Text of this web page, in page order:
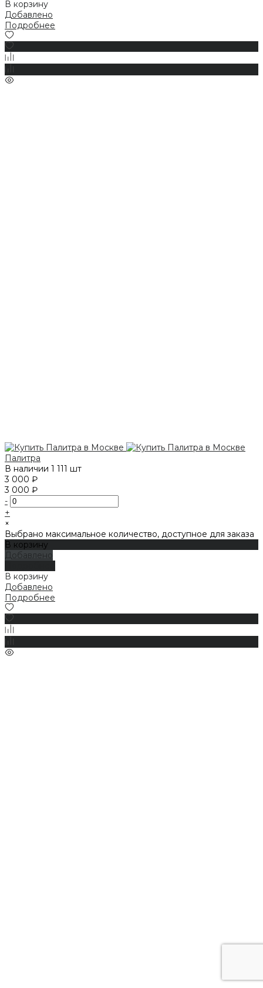
В корзину
Добавлено
Подробнее
Палитра
В наличии 1 111 шт
3 000 ₽
3 000 ₽
-
+
×
Выбрано максимальное количество, доступное для заказа
В корзину
Добавлено
В корзину
Добавлено
Подробнее